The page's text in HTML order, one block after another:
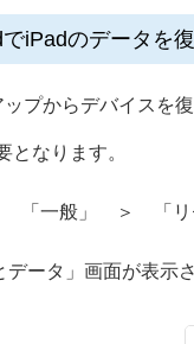
iPadのデータを
プからデバイスを
となります。
「一般」 ＞ 「リ
データ」画面が表示